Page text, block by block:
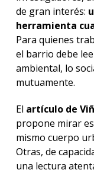
de gran interés:
herramienta
Para quienes
el barrio debe
ambiental, lo
mutuamente.
El artículo de
propone mirar
mismo cuerpo
Otras, de
una lectura